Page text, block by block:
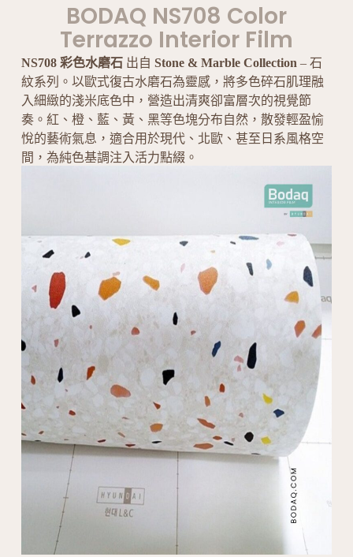
BODAQ NS708 Color
Terrazzo Interior Film
NS708 彩色水磨石 出自 Stone & Marble Collection– 石
紋系列。以歐式復古水磨石為靈感，將多色碎石肌理融
入細緻的淺米底色中，營造出清爽卻富層次的視覺節
奏。紅、橙、藍、黃、黑等色塊分布自然，散發輕盈愉
悅的藝術氣息，適合用於現代、北歐、甚至日系風格空
間，為純色基調注入活力點綴。